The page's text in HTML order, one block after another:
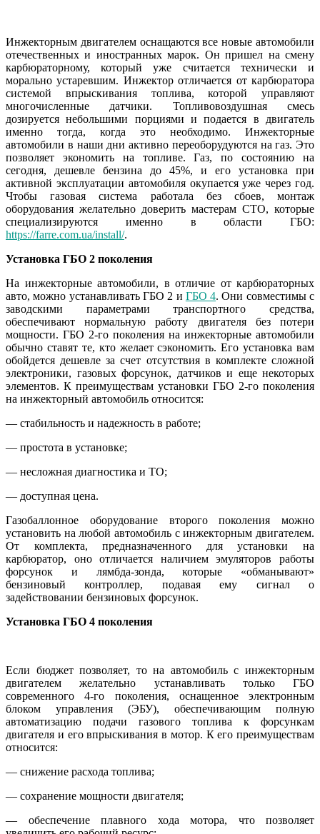
Инжекторным двигателем оснащаются все новые автомобили
отечественных и иностранных марок. Он пришел на смену
карбюраторному, который уже считается технически и
морально устаревшим. Инжектор отличается от карбюратора
системой впрыскивания топлива, которой управляют
многочисленные датчики. Топливовоздушная смесь
дозируется небольшими порциями и подается в двигатель
именно тогда, когда это необходимо. Инжекторные
автомобили в наши дни активно переоборудуются на газ. Это
позволяет экономить на топливе. Газ, по состоянию на
сегодня, дешевле бензина до 45%, и его установка при
активной эксплуатации автомобиля окупается уже через год.
Чтобы газовая система работала без сбоев, монтаж
оборудования желательно доверить мастерам СТО, которые
специализируются именно в области ГБО:
https://farre.com.ua/install/.
Установка ГБО 2 поколения
На инжекторные автомобили, в отличие от карбюраторных
авто, можно устанавливать ГБО 2 и ГБО 4. Они совместимы с
заводскими параметрами транспортного средства,
обеспечивают нормальную работу двигателя без потери
мощности. ГБО 2-го поколения на инжекторные автомобили
обычно ставят те, кто желает сэкономить. Его установка вам
обойдется дешевле за счет отсутствия в комплекте сложной
электроники, газовых форсунок, датчиков и еще некоторых
элементов. К преимуществам установки ГБО 2-го поколения
на инжекторный автомобиль относится:
— стабильность и надежность в работе;
— простота в установке;
— несложная диагностика и ТО;
— доступная цена.
Газобаллонное оборудование второго поколения можно
установить на любой автомобиль с инжекторным двигателем.
От комплекта, предназначенного для установки на
карбюратор, оно отличается наличием эмуляторов работы
форсунок и лямбда-зонда, которые «обманывают»
бензиновый контроллер, подавая ему сигнал о
задействовании бензиновых форсунок.
Установка ГБО 4 поколения
Если бюджет позволяет, то на автомобиль с инжекторным
двигателем желательно устанавливать только ГБО
современного 4-го поколения, оснащенное электронным
блоком управления (ЭБУ), обеспечивающим полную
автоматизацию подачи газового топлива к форсункам
двигателя и его впрыскивания в мотор. К его преимуществам
относится:
— снижение расхода топлива;
— сохранение мощности двигателя;
— обеспечение плавного хода мотора, что позволяет